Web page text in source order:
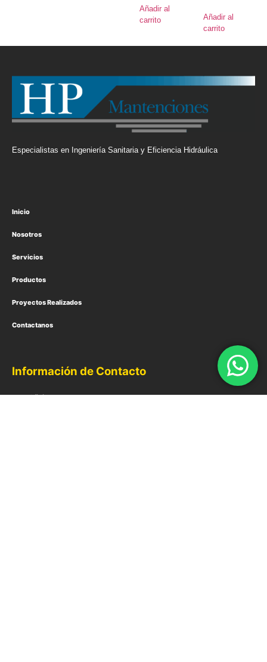
Añadir al
carrito
Añadir al
carrito
Especialistas en Ingeniería Sanitaria y Eficiencia Hidráulica
Inicio
Nosotros
Servicios
Productos
Proyectos Realizados
Contactanos
Información de Contacto
Oficina